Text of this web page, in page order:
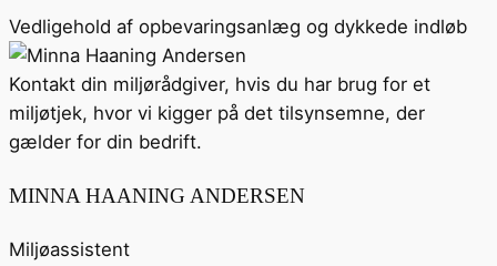
Vedligehold af opbevaringsanlæg og dykkede indløb
Kontakt din miljørådgiver, hvis du har brug for et
miljøtjek, hvor vi kigger på det tilsynsemne, der
gælder for din bedrift.
MINNA HAANING ANDERSEN
Miljøassistent